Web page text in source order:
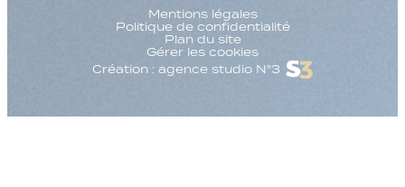
Mentions légales
Politique de confidentialité
Plan du site
Gérer les cookies
Création : agence studio N°3